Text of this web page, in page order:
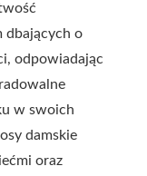
dbających o
odpowiadając
w swoich
damskie
oraz